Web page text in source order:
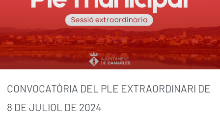
CONVOCATÒRIA DEL PLE EXTRAORDINARI DE
8 DE JULIOL DE 2024